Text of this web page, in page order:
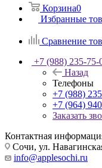
Корзина0
Избранные
Сравнение
+7 (988) 235-75-
Назад
Телефоны
+7 (988)
+7 (964)
Заказать
Контактная
Сочи, ул.
info@applesochi.ru